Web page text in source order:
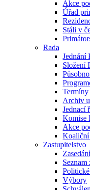
Akce
Úřad
Stáli v
Rada
Jednání
Složení
Termíny
Archiv
Jednací
Komise
Akce
Koaliční
Zastupitelstvo
Seznam
Výbory